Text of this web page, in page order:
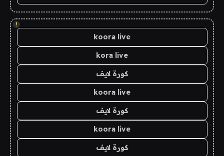
!
koora live
kora live
كورة لايف
koora live
كورة لايف
koora live
كورة لايف